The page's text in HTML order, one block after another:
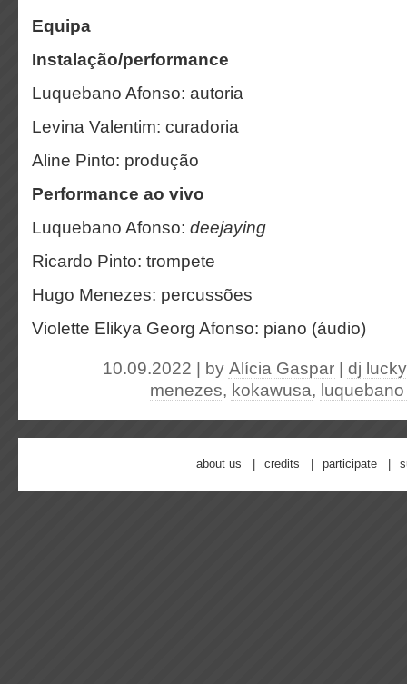
Equipa
Instalação/performance
Luquebano Afonso: autoria
Levina Valentim: curadoria
Aline Pinto: produção
Performance ao vivo
Luquebano Afonso: deejaying
Ricardo Pinto: trompete
Hugo Menezes: percussões
Violette Elikya Georg Afonso: piano (áudio)
10.09.2022 | by Alícia Gaspar
dj lucky
menezes, kokawusa,
about us credits participate